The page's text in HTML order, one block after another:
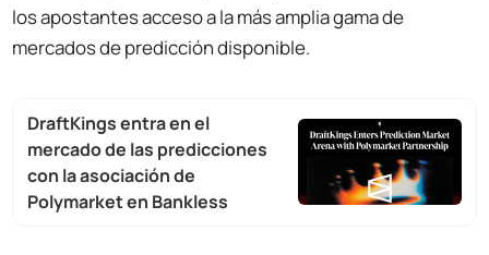
los apostantes acceso a la más amplia gama de
mercados de predicción disponible.
DraftKings entra en el
mercado de las predicciones
con la asociación de
Polymarket en Bankless